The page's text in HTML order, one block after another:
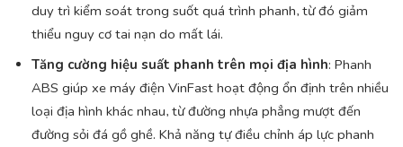
duy trì kiểm soát trong suốt quá trình phanh, từ đó giảm
thiểu nguy cơ tai nạn do mất lái.
Tăng cường hiệu suất phanh trên mọi địa hình: Phanh
ABS giúp xe máy điện VinFast hoạt động ổn định trên nhiều
loại địa hình khác nhau, từ đường nhựa phẳng mượt đến
đường sỏi đá gồ ghề. Khả năng tự điều chỉnh áp lực phanh